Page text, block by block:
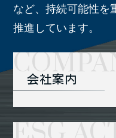
など、持続可能性を
推進しています。
会社案内